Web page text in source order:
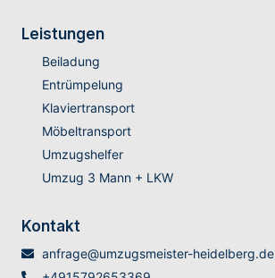
Leistungen
Beiladung
Entrümpelung
Klaviertransport
Möbeltransport
Umzugshelfer
Umzug 3 Mann + LKW
Kontakt
anfrage@umzugsmeister-heidelberg.de